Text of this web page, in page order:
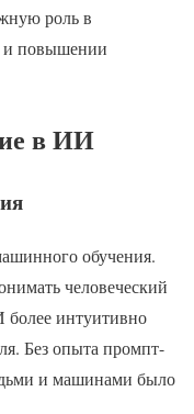
роль в
и повышении
в ИИ
обучения.
человеческий
более интуитивно
Без опыта промпт-
и машинами было